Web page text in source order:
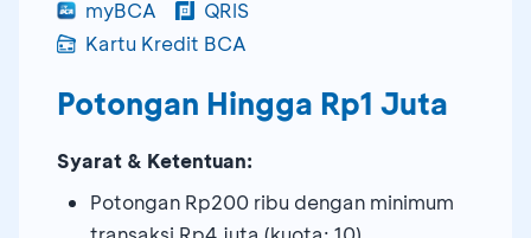
myBCA
QRIS
Kartu Kredit BCA
Potongan Hingga Rp1 Juta
Syarat & Ketentuan:
Potongan Rp200 ribu dengan minimum